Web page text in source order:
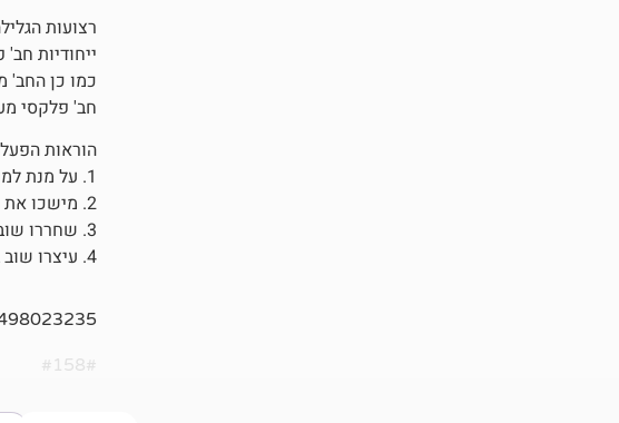
רצועות
ייחודיות
כמו כן החב'
חב' פלקסי
הוראות
1. על מנת למשוך את הכלב לכיוונינו יש ללחוץ באמצעות האגודל כלפי מטה ולעצור את תנועת הכלב.
2. מישכו את הכלב אליכם בעודכם לוחצים על כפתור הבלימה.
3. שחררו שוב את הכפתור והושיטו את ידכם לכיוון כלבכם על מנת שהכבל יוכל להשתחרר.
4. עיצרו שוב באמצעות כפתור הבלימה.
#158#